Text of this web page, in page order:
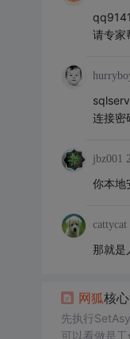
请专家
连接密
jbz001
你本地
cattycat
那就是
网狐核
先执行
可以看做是